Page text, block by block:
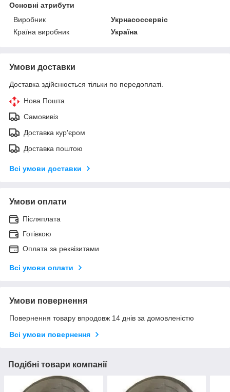
Основні атрибути
Виробник
Укрнасоссервіс
Країна виробник
Україна
Умови доставки
Доставка здійснюється тільки по передоплаті.
Нова Пошта
Самовивіз
Доставка кур'єром
Доставка поштою
Всі умови доставки
Умови оплати
Післяплата
Готівкою
Оплата за реквізитами
Всі умови оплати
Умови повернення
Повернення товару впродовж 14 днів за домовленістю
Всі умови повернення
Подібні товари компанії